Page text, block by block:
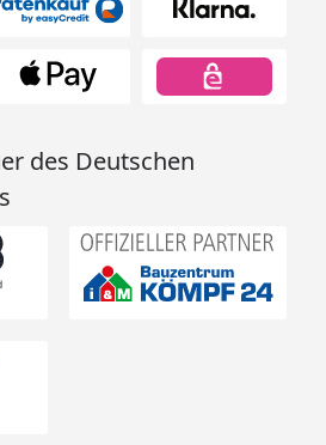
des Deutschen